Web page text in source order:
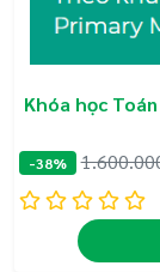
Khóa học
-38%